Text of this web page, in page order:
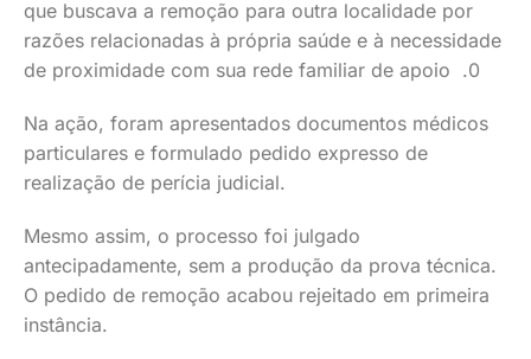
que buscava a remoção para outra localidade por
razões relacionadas à própria saúde e à necessidade
de proximidade com sua rede familiar de apoio .0
Na ação, foram apresentados documentos médicos
particulares e formulado pedido expresso de
realização de perícia judicial.
Mesmo assim, o processo foi julgado
antecipadamente, sem a produção da prova técnica.
O pedido de remoção acabou rejeitado em primeira
instância.